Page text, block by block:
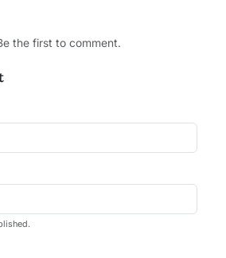
the first to comment.